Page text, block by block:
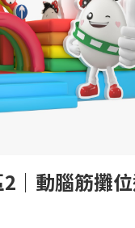
｜動腦筋攤